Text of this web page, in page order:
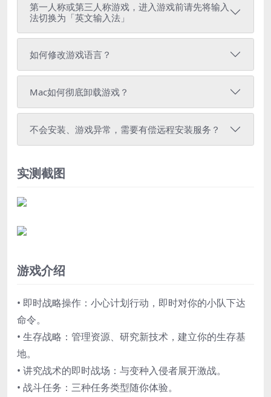
第一人称或第三人称游戏，进入游戏前请先将输入
法切换为「英文输入法」
如何修改游戏语言？
Mac如何彻底卸载游戏？
不会安装、游戏异常，需要有偿远程安装服务？
实测截图
游戏介绍
• 即时战略操作：小心计划行动，即时对你的小队下达
命令。
• 生存战略：管理资源、研究新技术，建立你的生存基
地。
• 讲究战术的即时战场：与变种入侵者展开激战。
• 战斗任务：三种任务类型随你体验。